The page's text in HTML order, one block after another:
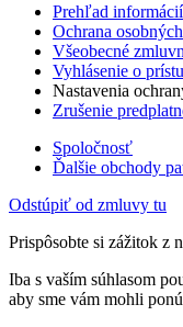
Prehľad informácií
Ochrana
Všeobecné
Vyhlásenie o
Nastavenia
Zrušenie
Spoločnosť
Ďalšie obchody
Odstúpiť od zmluvy tu
Prispôsobte si zážitok z
Iba s vaším súhlasom
aby sme vám mohli